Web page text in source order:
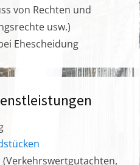
von Rechten und
usw.)
Ehescheidung